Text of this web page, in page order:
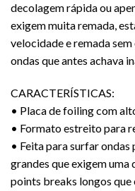
decolagem rápida ou
exigem muita remada,
velocidade e remada
ondas que antes achava
CARACTERÍSTICAS:
• Placa de foiling com
• Formato estreito para
• Feita para surfar ondas
grandes que exigem uma
points breaks longos que